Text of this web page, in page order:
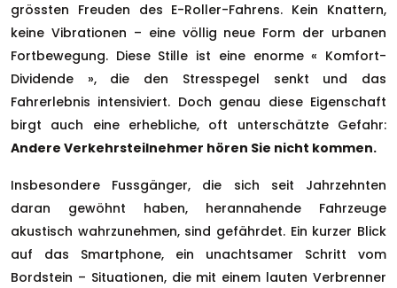
grössten Freuden des E-Roller-Fahrens. Kein Knattern,
keine Vibrationen – eine völlig neue Form der urbanen
Fortbewegung. Diese Stille ist eine enorme « Komfort-
Dividende », die den Stresspegel senkt und das
Fahrerlebnis intensiviert. Doch genau diese Eigenschaft
birgt auch eine erhebliche, oft unterschätzte Gefahr:
Andere Verkehrsteilnehmer hören Sie nicht kommen.
Insbesondere Fussgänger, die sich seit Jahrzehnten
daran gewöhnt haben, herannahende Fahrzeuge
akustisch wahrzunehmen, sind gefährdet. Ein kurzer Blick
auf das Smartphone, ein unachtsamer Schritt vom
Bordstein – Situationen, die mit einem lauten Verbrenner